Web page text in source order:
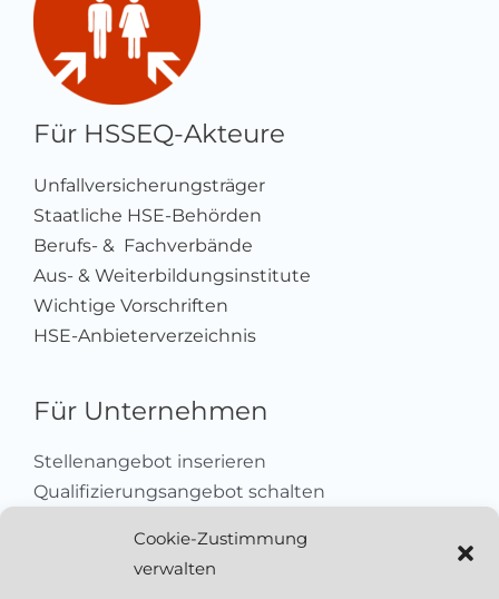
Cookie-Zustimmung
verwalten
Für HSSEQ-Akteure
Unfallversicherungsträger
Staatliche HSE-Behörden
Berufs- & Fachverbände
Aus- & Weiterbildungsinstitute
Wichtige Vorschriften
HSE-Anbieterverzeichnis
Für Unternehmen
Stellenangebot inserieren
Qualifizierungsangebot schalten